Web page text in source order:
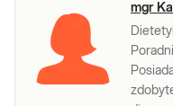
mgr